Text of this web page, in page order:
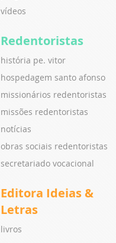
vídeos
Redentoristas
história pe. vitor
hospedagem santo afonso
missionários redentoristas
missões redentoristas
notícias
obras sociais redentoristas
secretariado vocacional
Editora Ideias &
Letras
livros